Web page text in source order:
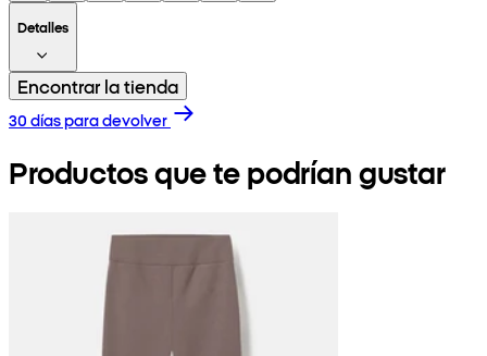
Detalles
Encontrar la tienda
30 días para devolver
Productos que te podrían gustar